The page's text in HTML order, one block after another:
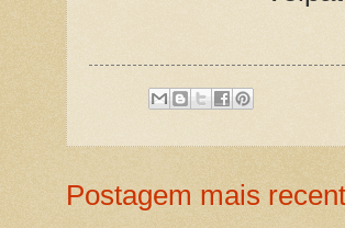
Postagem mais